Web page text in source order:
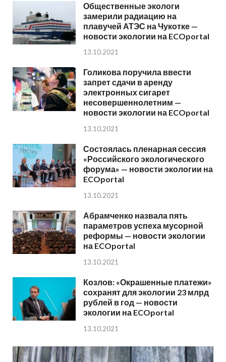
Общественные экологи
замерили радиацию на
плавучей АТЭС на Чукотке —
новости экологии на ECOportal
13.10.2021
Голикова поручила ввести
запрет сдачи в аренду
электронных сигарет
несовершеннолетним —
новости экологии на ECOportal
13.10.2021
Состоялась пленарная сессия
«Российского экологического
форума» — новости экологии на
ECOportal
13.10.2021
Абрамченко назвала пять
параметров успеха мусорной
реформы — новости экологии
на ECOportal
13.10.2021
Козлов: «Окрашенные платежи»
сохранят для экологии 23 млрд
рублей в год — новости
экологии на ECOportal
13.10.2021